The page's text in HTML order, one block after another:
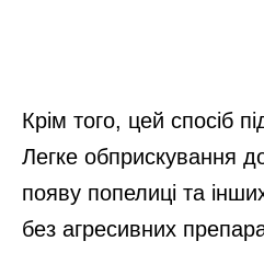
Крім того, цей спосіб
Легке обприскування
появу попелиці та
без агресивних